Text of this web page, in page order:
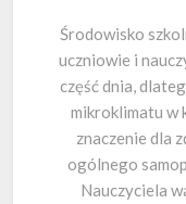
Środowisko
uczniowie i
część dnia,
mikroklimatu w
znaczenie dla
ogólnego
Nauczyciela